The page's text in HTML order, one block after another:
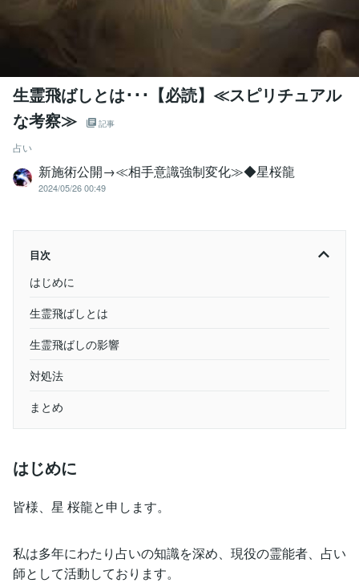
生霊飛ばしとは･･･【必読】≪スピリチュアル
な考察≫
記事
占い
新施術公開→≪相手意識強制変化≫◆星桜龍
2024/05/26 00:49
目次
はじめに
生霊飛ばしとは
生霊飛ばしの影響
対処法
まとめ
はじめに
皆様、星 桜龍と申します。
私は多年にわたり占いの知識を深め、現役の霊能者、占い
師として活動しております。